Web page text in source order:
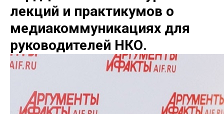
лекций и практикумов о
медиакоммуникациях для
руководителей НКО.